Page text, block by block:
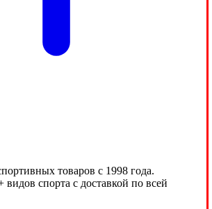
товаров с 1998 года.
спорта с доставкой по всей